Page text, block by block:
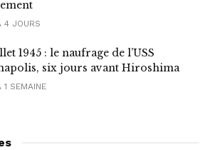
4 JOURS
1945 : le naufrage de l’USS
six jours avant Hiroshima
SEMAINE